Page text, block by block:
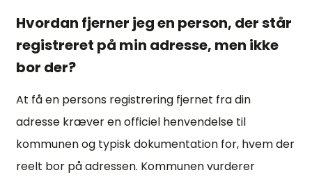
Hvordan fjerner jeg en person, der står
registreret på min adresse, men ikke
bor der?
At få en persons registrering fjernet fra din
adresse kræver en officiel henvendelse til
kommunen og typisk dokumentation for, hvem der
reelt bor på adressen. Kommunen vurderer